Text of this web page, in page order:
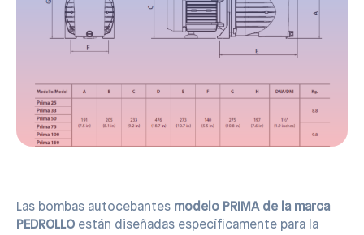
Las bombas autocebantes modelo PRIMA de la marca
PEDROLLO están diseñadas específicamente para la